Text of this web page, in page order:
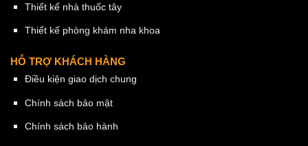
Thiết kế nhà thuốc tây
Thiết kế phòng khám nha khoa
HỖ TRỢ KHÁCH HÀNG
Điều kiện giao dịch chung
Chính sách bảo mật
Chính sách bảo hành